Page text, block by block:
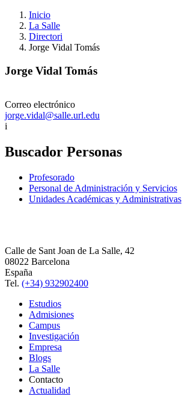
Inicio
La Salle
Directori
Jorge Vidal Tomás
Jorge Vidal Tomás
Correo electrónico
jorge.vidal@salle.url.edu
i
Buscador Personas
Profesorado
Personal de Administración y Servicios
Unidades Académicas y Administrativas
Calle de Sant Joan de La Salle, 42
08022 Barcelona
España
Tel. (+34) 932902400
Estudios
Admisiones
Campus
Investigación
Empresa
Blogs
La Salle
Contacto
Actualidad